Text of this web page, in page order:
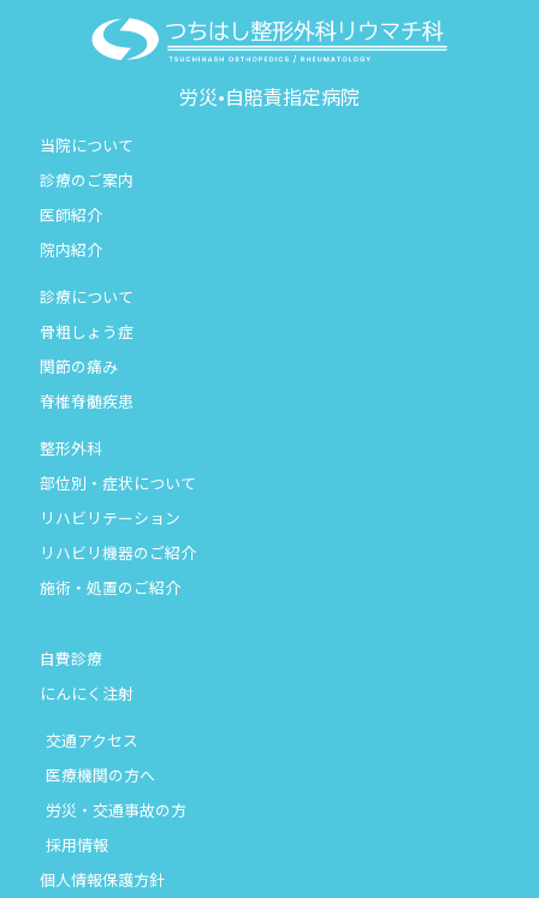
労災•自賠責指定病院
当院について
診療のご案内
医師紹介
院内紹介
診療について
骨粗しょう症
関節の痛み
脊椎脊髄疾患
整形外科
部位別・症状について
リハビリテーション
リハビリ機器のご紹介
施術・処置のご紹介
自費診療
にんにく注射
交通アクセス
医療機関の方へ
労災・交通事故の方
採用情報
個人情報保護方針